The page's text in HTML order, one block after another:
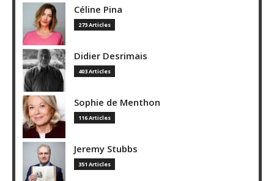
Céline Pina
273 Articles
Didier Desrimais
403 Articles
Sophie de Menthon
116 Articles
Jeremy Stubbs
351 Articles